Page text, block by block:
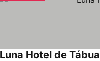
Luna Hotel de Tábua